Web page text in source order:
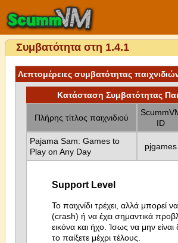
Συμβατότητα στη 1.4.1
Λεπτομέρειες συμβατότητας
Κατάσταση Συμβατότητας
Πλήρης τίτλος παιχνιδιού
ID
Pajama Sam: Games to
Play on Any Day
pjgames
Support Level
Το παιχνίδι τρέχει, αλλά μπορεί
(crash) ή να έχει σημαντικά
εικόνα και ήχο. Ίσως να μην
το παίξετε μέχρι τέλους.